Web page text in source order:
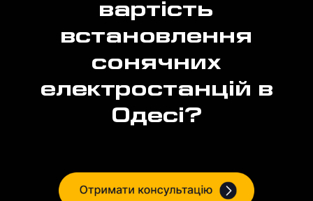
вартість
встановлення
сонячних
електростанцій в
Одесі?